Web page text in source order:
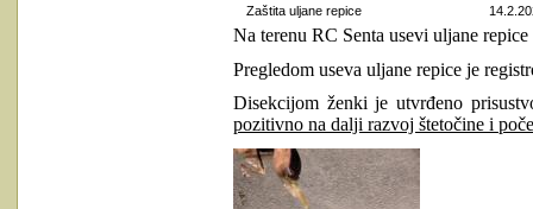
Zaštita uljane repice
Na terenu RC Senta usevi uljane
Pregledom useva uljane repice je
Disekcijom ženki je utvrđeno
pozitivno na dalji razvoj štetočine i